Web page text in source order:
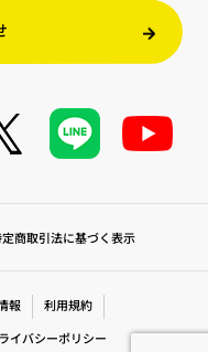
商取引法に基づく表示
報 利用規約
イバシーポリシー